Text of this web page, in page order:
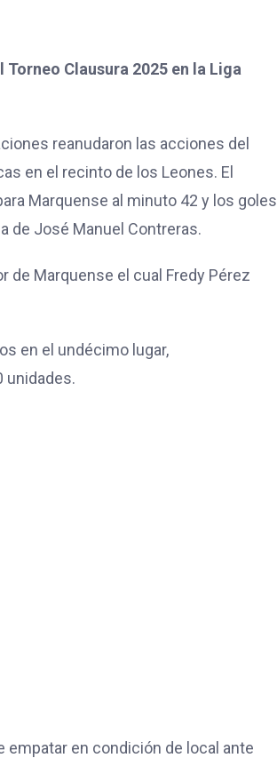
Clausura 2025 en la Liga
reanudaron las acciones del
en el recinto de los Leones. El
Marquense al minuto 42 y los goles
de José Manuel Contreras.
de Marquense el cual Fredy Pérez
en el undécimo lugar,
unidades.
empatar en condición de local ante